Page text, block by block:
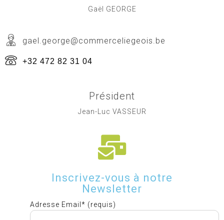
Gaël GEORGE
gael.george@commerceliegeois.be
+32 472 82 31 04
Président
Jean-Luc VASSEUR
Inscrivez-vous à notre
Newsletter
Adresse Email* (requis)